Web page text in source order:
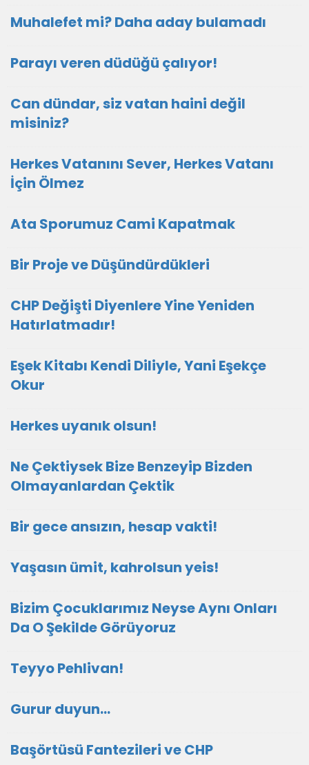
Muhalefet mi? Daha aday bulamadı
Parayı veren düdüğü çalıyor!
Can dündar, siz vatan haini değil
misiniz?
Herkes Vatanını Sever, Herkes Vatanı
İçin Ölmez
Ata Sporumuz Cami Kapatmak
Bir Proje ve Düşündürdükleri
CHP Değişti Diyenlere Yine Yeniden
Hatırlatmadır!
Eşek Kitabı Kendi Diliyle, Yani Eşekçe
Okur
Herkes uyanık olsun!
Ne Çektiysek Bize Benzeyip Bizden
Olmayanlardan Çektik
Bir gece ansızın, hesap vakti!
Yaşasın ümit, kahrolsun yeis!
Bizim Çocuklarımız Neyse Aynı Onları
Da O Şekilde Görüyoruz
Teyyo Pehlivan!
Gurur duyun...
Başörtüsü Fantezileri ve CHP